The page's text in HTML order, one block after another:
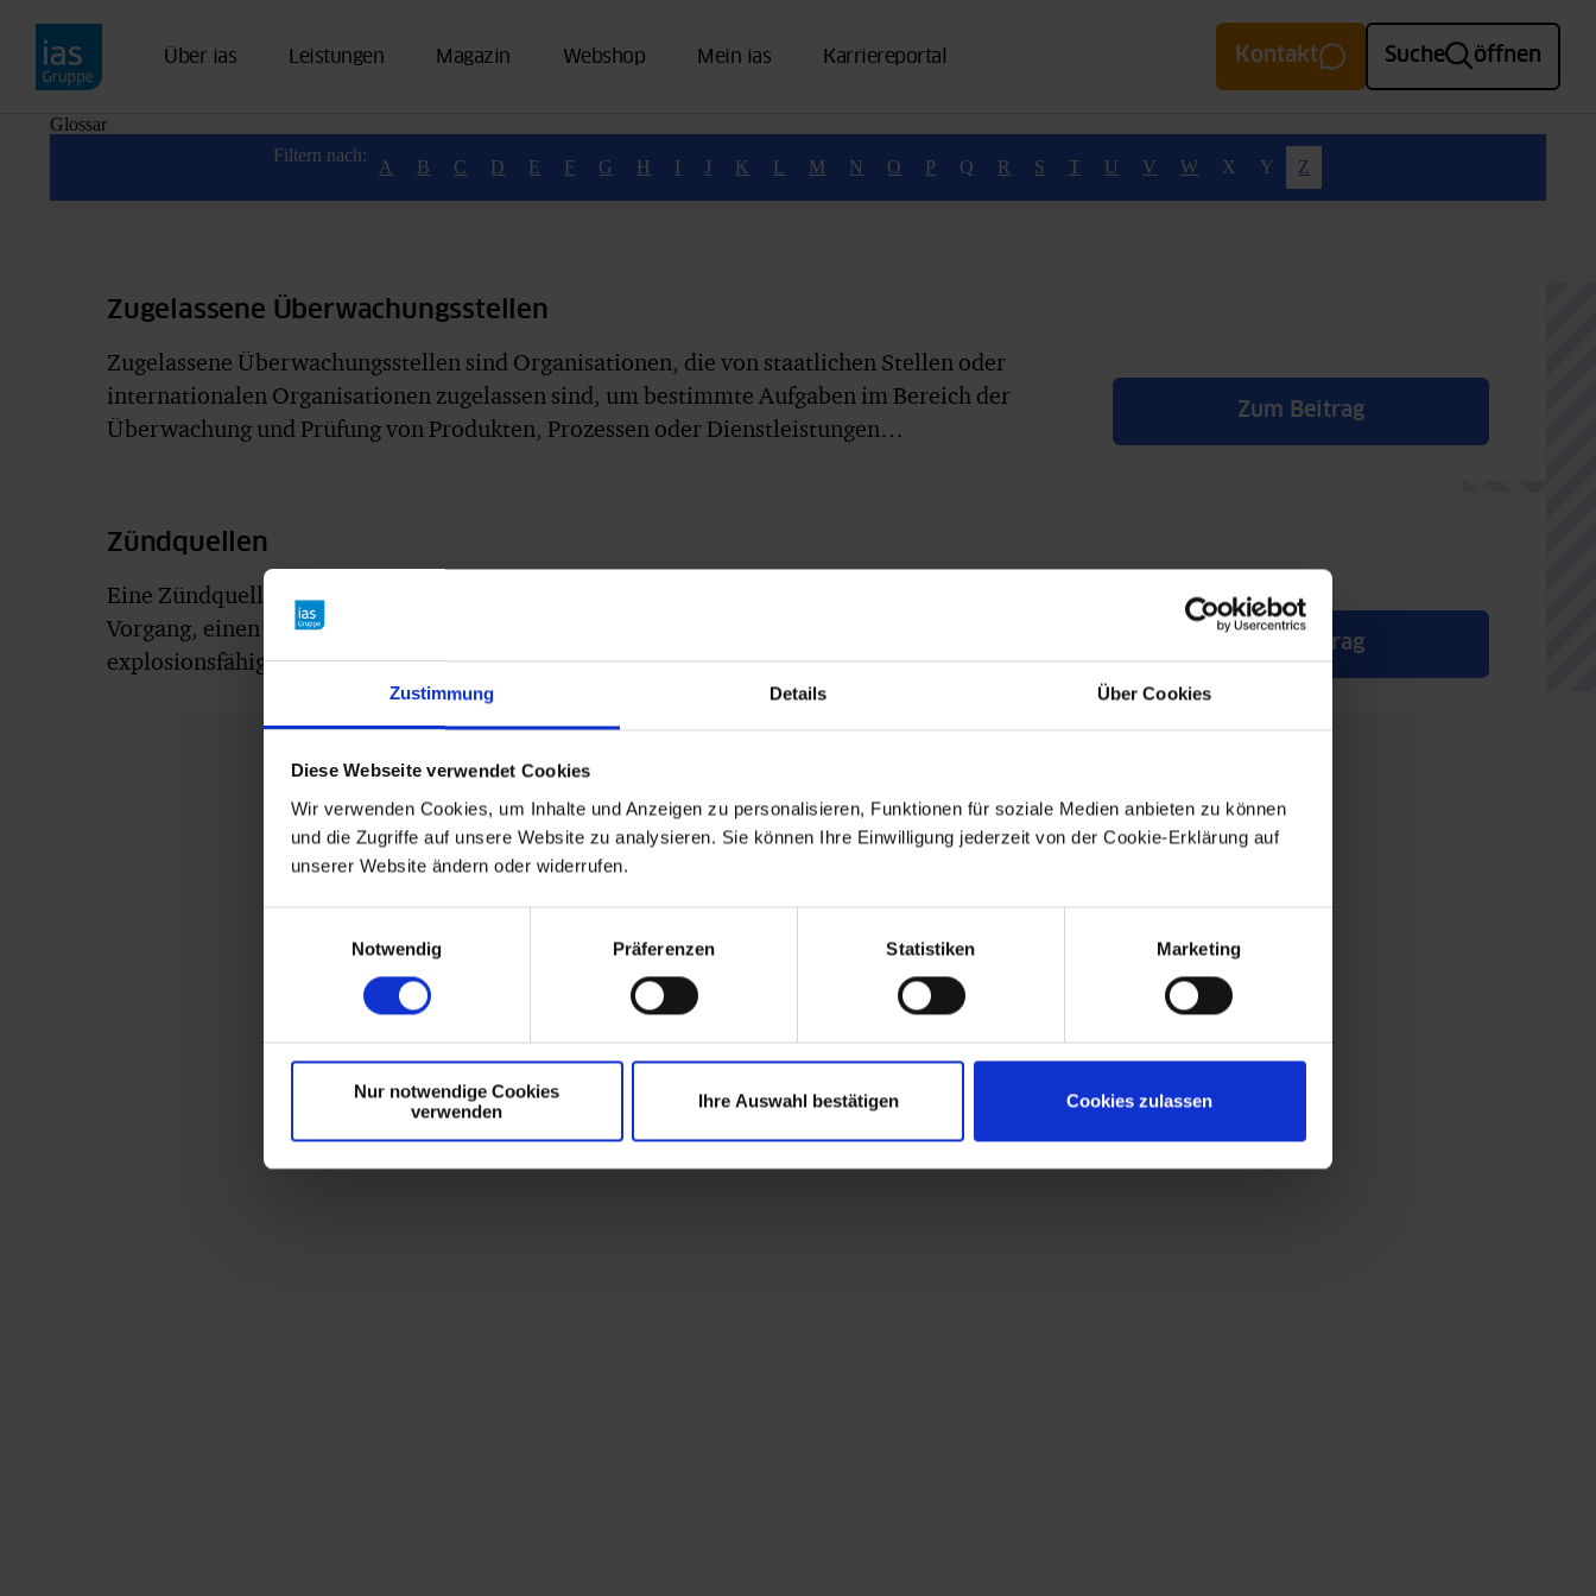
Zustimmung Details Über Cookies
Diese Webseite verwendet Cookies
Wir verwenden Cookies, um Inhalte und Anzeigen zu personalisieren, Funktionen für soziale Medien anbieten zu können
und die Zugriffe auf unsere Website zu analysieren. Sie können Ihre Einwilligung jederzeit von der Cookie-Erklärung auf
unserer Website ändern oder widerrufen.
Notwendig
Präferenzen Statistiken Marketing
Nur notwendige Cookies
verwenden
Ihre Auswahl bestätigen Cookies zulassen
Direkt zum Inhalt
Über ias Leistungen Magazin Webshop Mein ias Karriereportal Kontakt Suche öffnen
Glossar
Filtern nach:
A B C D E F G H I J K L M N O P Q R S T U V W X Y Z
Zugelassene Überwachungsstellen
Zugelassene Überwachungsstellen sind Organisationen, die von staatlichen Stellen oder
internationalen Organisationen zugelassen sind, um bestimmte Aufgaben im Bereich der
Überwachung und Prüfung von Produkten, Prozessen oder Dienstleistungen…
Zum Beitrag
Zündquellen
Eine Zündquelle bezeichnet einen spezifischen physikalischen, chemischen oder technischen
Vorgang, einen bestimmten Zustand oder einen Arbeitsablauf, der dazu geeignet ist, eine
explosionsfähige Atmosphäre zu entzünden. Solche Atmosphären entstehen,…
Zum Beitrag